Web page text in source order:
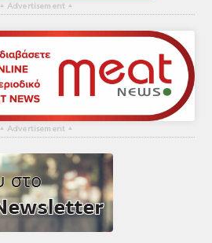
▴ Advertisement ▴
▴ Advertisement ▴